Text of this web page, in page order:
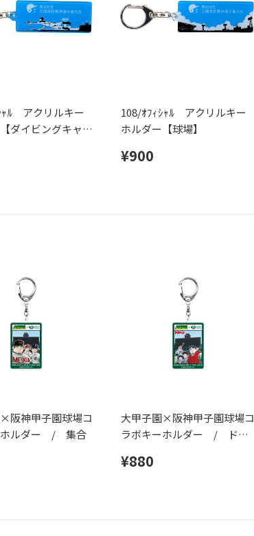
ｬﾙ アクリルキー
ダイビングキャッ
108/ｵﾌｨｼｬﾙ アクリルキー
ホルダー【球場】
¥900
阪神甲子園球場コ
ホルダー / 集合
大甲子園×阪神甲子園球場コ
ラボキーホルダー / ドカ
¥880